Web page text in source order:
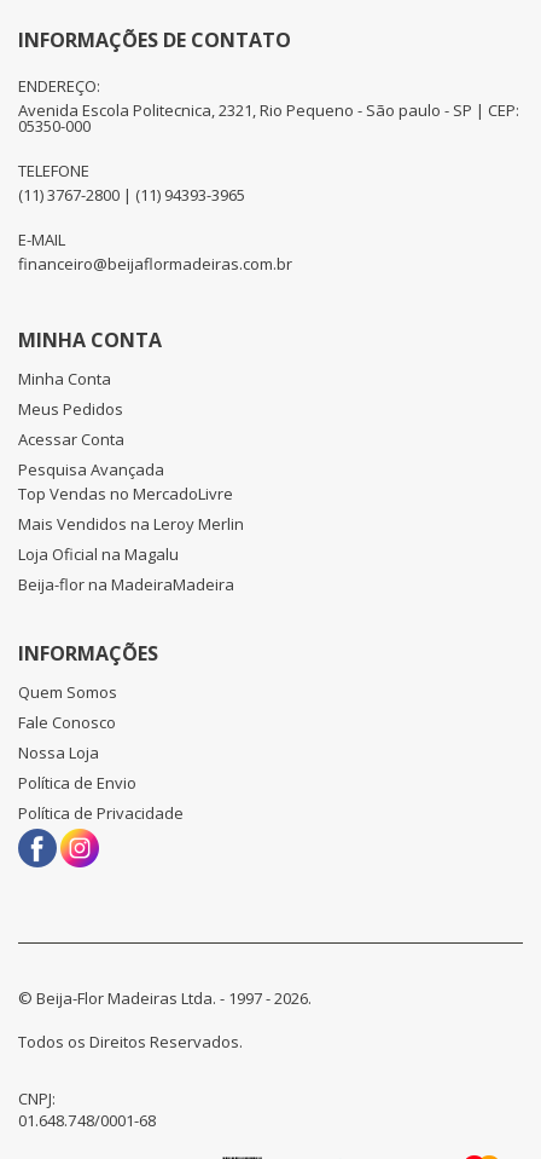
INFORMAÇÕES DE CONTATO
ENDEREÇO:
Avenida Escola Politecnica, 2321, Rio Pequeno - São paulo - SP | CEP:
05350-000
TELEFONE
(11) 3767-2800 | (11) 94393-3965
E-MAIL
financeiro@beijaflormadeiras.com.br
MINHA CONTA
Minha Conta
Meus Pedidos
Acessar Conta
Pesquisa Avançada
Top Vendas no MercadoLivre
Mais Vendidos na Leroy Merlin
Loja Oficial na Magalu
Beija-flor na MadeiraMadeira
INFORMAÇÕES
Quem Somos
Fale Conosco
Nossa Loja
Política de Envio
Política de Privacidade
© Beija-Flor Madeiras Ltda. - 1997 - 2026.
Todos os Direitos Reservados.
CNPJ:
01.648.748/0001-68